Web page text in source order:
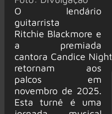
O lendário
guitarrista
Ritchie Blackmore e
a premiada
cantora Candice Night
retornam aos
palcos em
novembro de 2025.
Esta turnê é uma